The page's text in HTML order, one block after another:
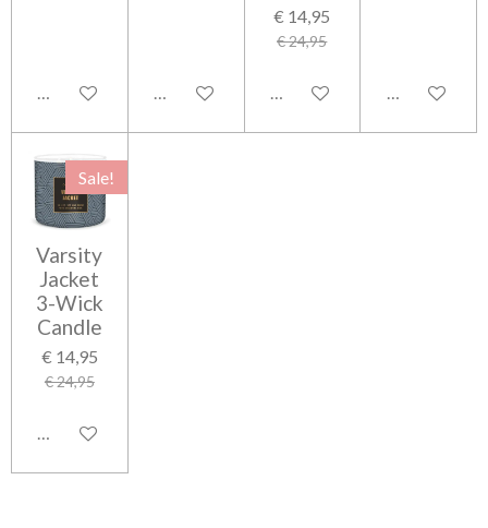
Houd mij op de hoogteIn winkelwagen
€ 14,95
€ 24,95
In winkelwagen In
Sale!
Varsity
Jacket
3-Wick
Candle
€ 14,95
€ 24,95
In winkelwagen